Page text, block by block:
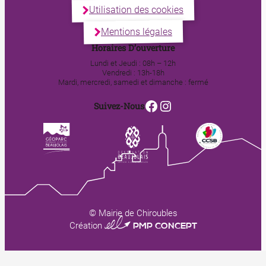
Utilisation des cookies
Mentions légales
Horaires D’ouverture
Lundi et Jeudi : 08h – 12h
Vendredi : 13h-18h
Mardi, mercredi, samedi et dimanche : fermé
Suivez-NousFacebook
Instagram
© Mairie de Chiroubles
Création 0123 PMP CONCEPT